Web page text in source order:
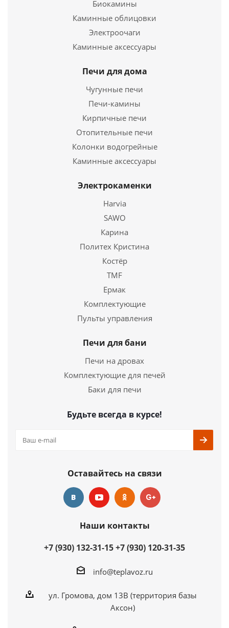
Печь для бани Гефест 30 (П2) Ураган
Подробнее
Печь для бани Гефест Гроза 24 (П) в сетке
80 900руб.
Биокамины
Каминные облицовки
Электроочаги
Каминные аксессуары
Печи для дома
Чугунные печи
Печи-камины
Кирпичные печи
Отопительные печи
Колонки водогрейные
Каминные аксессуары
Электрокаменки
Harvia
SAWO
Карина
Политех Кристина
Костёр
TMF
Ермак
Комплектующие
Пульты управления
Печи для бани
Печи на дровах
Комплектующие для печей
Баки для печи
Будьте всегда в курсе!
Оставайтесь на связи
Наши контакты
+7 (930) 132-31-15+7 (930) 120-31-35
info@teplavoz.ru
ул. Громова, дом 13В (территория базы
Аксон)